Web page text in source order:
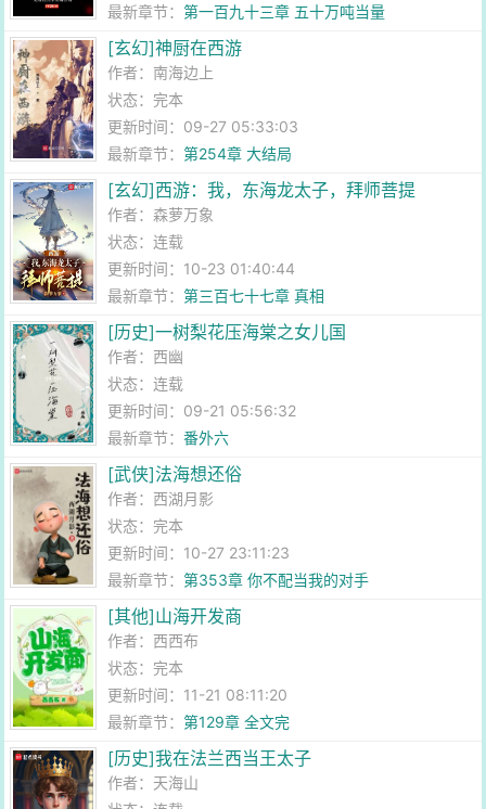
最新章节：第一百九十三章 五十万吨当量
[玄幻]神厨在西游
作者： 南海边上
状态：完本
更新时间：09-27 05:33:03
最新章节：第254章 大结局
[玄幻]西游：我，东海龙太子，拜师菩提
作者：森萝万象
状态：连载
更新时间：10-23 01:40:44
最新章节：第三百七十七章 真相
[历史]一树梨花压海棠之女儿国
作者： 西幽
状态：连载
更新时间：09-21 05:56:32
最新章节：番外六
[武侠]法海想还俗
作者： 西湖月影
状态：完本
更新时间：10-27 23:11:23
最新章节：第353章 你不配当我的对手
[其他]山海开发商
作者： 西西布
状态：完本
更新时间：11-21 08:11:20
最新章节：第129章 全文完
[历史]我在法兰西当王太子
作者： 天海山